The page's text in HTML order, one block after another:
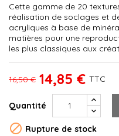
Cette gamme de 20
réalisation de soclages et
acryliques à base de
matières pour une
les plus classiques aux
16,50 € 14,85 € TTC
Quantité
 Rupture de stock